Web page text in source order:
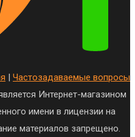
| Частозадаваемые вопросы
Интернет-магазином
имени в лицензии на
материалов запрещено.